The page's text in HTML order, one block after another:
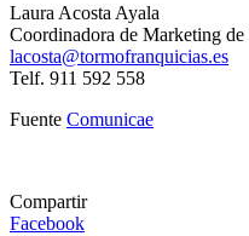
Laura Acosta Ayala
Coordinadora de Marketing
lacosta@tormofranquicias.es
Telf. 911 592 558
Fuente Comunicae
Compartir
Facebook